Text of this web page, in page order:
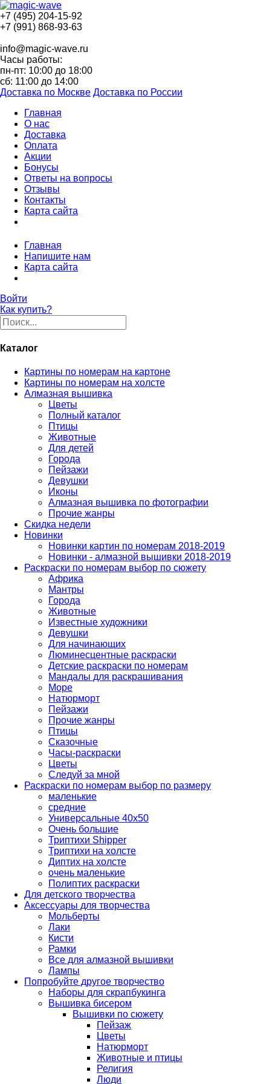
+7 (495) 204-15-92
+7 (991) 868-93-63
info@magic-wave.ru
Часы работы:
пн-пт: 10:00 до 18:00
сб: 11:00 до 14:00
Доставка по Москве Доставка по России
Главная
О нас
Доставка
Оплата
Акции
Бонусы
Ответы на вопросы
Отзывы
Контакты
Карта сайта
Главная
Напишите нам
Карта сайта
Войти
Как купить?
Каталог
Картины по номерам на картоне
Картины по номерам на холсте
Алмазная вышивка
Цветы
Полный каталог
Птицы
Животные
Для детей
Города
Пейзажи
Девушки
Иконы
Алмазная вышивка по фотографии
Прочие жанры
Скидка недели
Новинки
Новинки картин по номерам 2018-2019
Новинки - алмазной вышивки 2018-2019
Раскраски по номерам выбор по сюжету
Африка
Мантры
Города
Животные
Известные художники
Девушки
Для начинающих
Люминесцентные раскраски
Детские раскраски по номерам
Мандалы для раскрашивания
Море
Натюрморт
Пейзажи
Прочие жанры
Птицы
Сказочные
Часы-раскраски
Цветы
Следуй за мной
Раскраски по номерам выбор по размеру
маленькие
средние
Универсальные 40х50
Очень большие
Триптихи Shipper
Триптихи на холсте
Диптих на холсте
очень маленькие
Полиптих раскраски
Для детского творчества
Аксессуары для творчества
Мольберты
Лаки
Кисти
Рамки
Все для алмазной вышивки
Лампы
Попробуйте другое творчество
Наборы для скрапбукинга
Вышивка бисером
Вышивки по сюжету
Пейзаж
Цветы
Натюрморт
Животные и птицы
Религия
Люди